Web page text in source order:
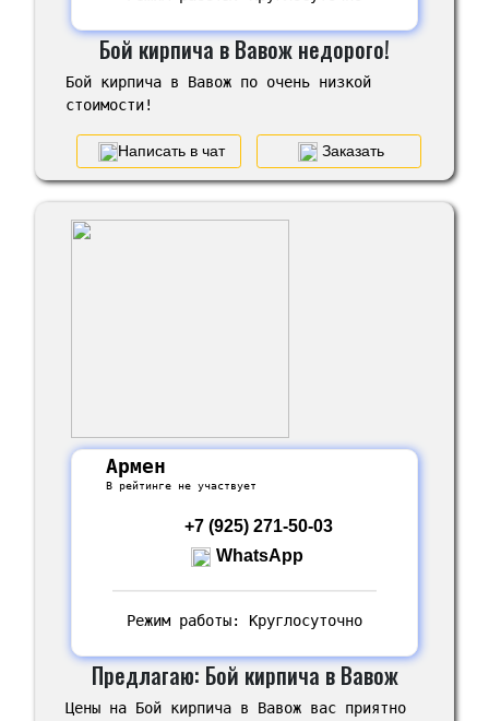
Бой кирпича в Вавож недорого!
Бой кирпича в Вавож по очень низкой
стоимости!
Написать в чат Заказать
Армен
В рейтинге не участвует
+7 (925) 271-50-03
WhatsApp
Режим работы: Круглосуточно
Предлагаю: Бой кирпича в Вавож
Цены на Бой кирпича в Вавож вас приятно